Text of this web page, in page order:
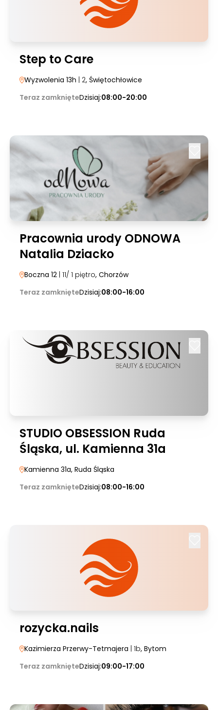
Step to Care
Wyzwolenia 13h | 2, Świętochłowice
Teraz zamknięteDzisiaj:08:00-20:00
Pracownia urody ODNOWA
Natalia Dziacko
Boczna 12 | 11/ 1 piętro, Chorzów
Teraz zamknięteDzisiaj:08:00-16:00
STUDIO OBSESSION Ruda
Śląska, ul. Kamienna 31a
Kamienna 31a, Ruda Śląska
Teraz zamknięteDzisiaj:08:00-16:00
rozycka.nails
Kazimierza Przerwy-Tetmajera | 1b, Bytom
Teraz zamknięteDzisiaj:09:00-17:00